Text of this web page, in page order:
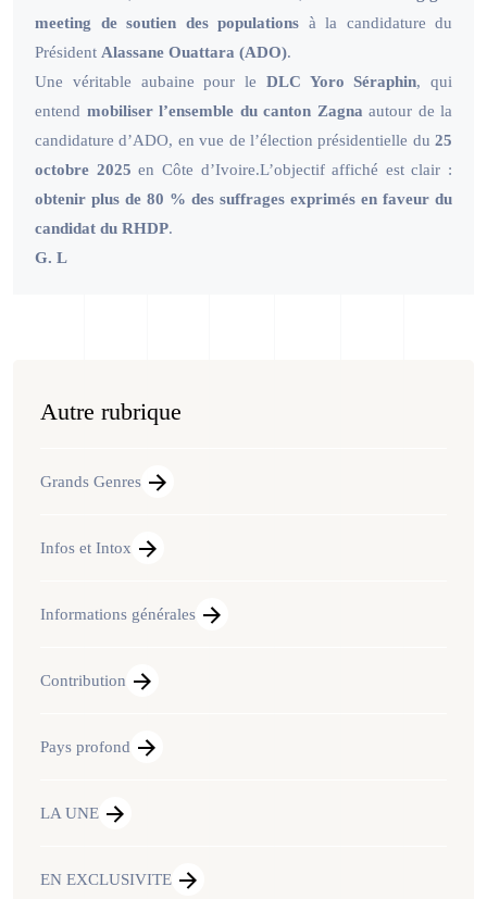
meeting de soutien des populations à la candidature du
Président Alassane Ouattara (ADO).
Une véritable aubaine pour le DLC Yoro Séraphin, qui
entend mobiliser l’ensemble du canton Zagna autour de la
candidature d’ADO, en vue de l’élection présidentielle du 25
octobre 2025 en Côte d’Ivoire.L’objectif affiché est clair :
obtenir plus de 80 % des suffrages exprimés en faveur du
candidat du RHDP.
G. L
Autre rubrique
Grands Genres
Infos et Intox
Informations générales
Contribution
Pays profond
LA UNE
EN EXCLUSIVITE